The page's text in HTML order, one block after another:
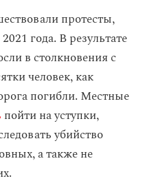
протесты,
года. В результате
в столкновения с
человек, как
погибли. Местные
пойти на уступки,
убийство
а также не